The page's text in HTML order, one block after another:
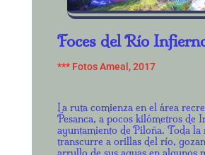
Foces del Río
*** Fotos Ameal, 2017
La ruta comienza en el área
Pesanca, a pocos kilómetros de
ayuntamiento de Piloña. Toda la
transcurre a orillas del río,